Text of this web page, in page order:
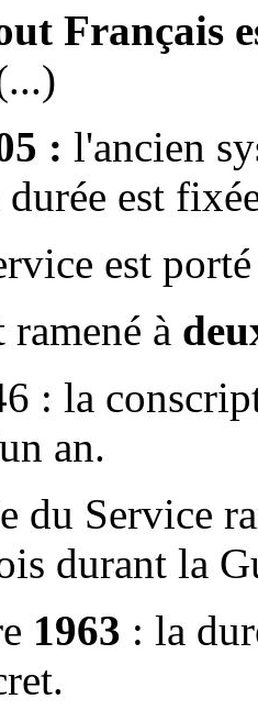
Français
: l'ancien
est
est
ramené à
: la
an.
du Service
durant la
1963 : la